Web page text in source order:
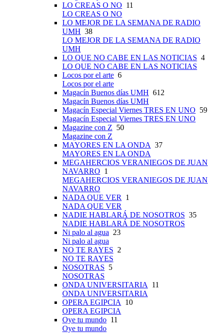
LO CREAS O NO 11
LO CREAS O NO
LO MEJOR DE LA SEMANA DE RADIO
UMH 38
LO MEJOR DE LA SEMANA DE RADIO
UMH
LO QUE NO CABE EN LAS NOTICIAS 4
LO QUE NO CABE EN LAS NOTICIAS
Locos por el arte 6
Locos por el arte
Magacín Buenos días UMH 612
Magacín Buenos días UMH
Magacín Especial Viernes TRES EN UNO 59
Magacín Especial Viernes TRES EN UNO
Magazine con Z 50
Magazine con Z
MAYORES EN LA ONDA 37
MAYORES EN LA ONDA
MEGAHERCIOS VERANIEGOS DE JUAN
NAVARRO 1
MEGAHERCIOS VERANIEGOS DE JUAN
NAVARRO
NADA QUE VER
1
NADA QUE VER
NADIE HABLARÁ DE NOSOTROS 35
NADIE HABLARÁ DE NOSOTROS
Ni palo al agua 23
Ni palo al agua
NO TE RAYES 2
NO TE RAYES
NOSOTRAS 5
NOSOTRAS
ONDA UNIVERSITARIA
11
ONDA UNIVERSITARIA
OPERA EGIPCIA
10
OPERA EGIPCIA
Oye tu mundo 11
Oye tu mundo